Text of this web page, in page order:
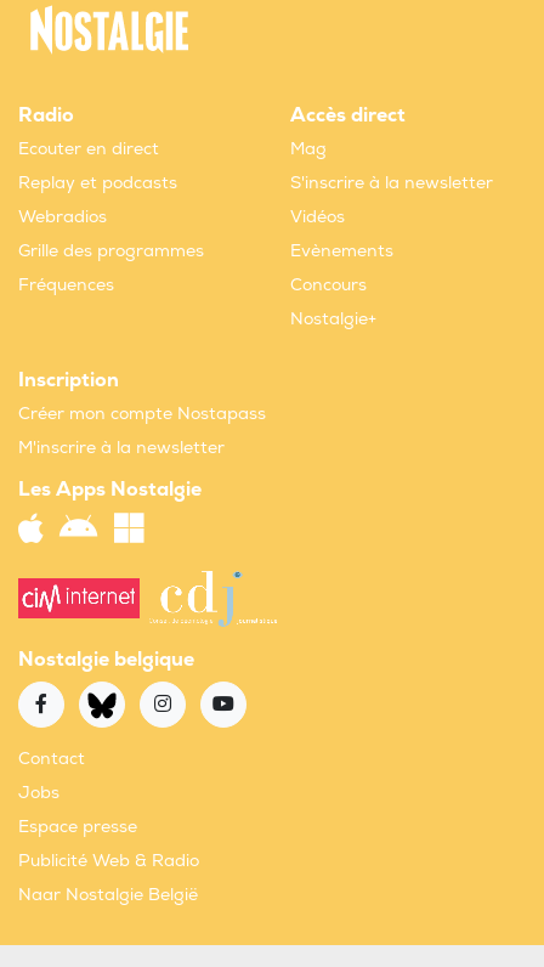
Radio
Ecouter en direct
Replay et podcasts
Webradios
Grille des programmes
Fréquences
Accès direct
Mag
S'inscrire à la newsletter
Vidéos
Evènements
Concours
Nostalgie+
Inscription
Créer mon compte Nostapass
M'inscrire à la newsletter
Les Apps Nostalgie
Nostalgie belgique
Contact
Jobs
Espace presse
Publicité Web & Radio
Naar Nostalgie België